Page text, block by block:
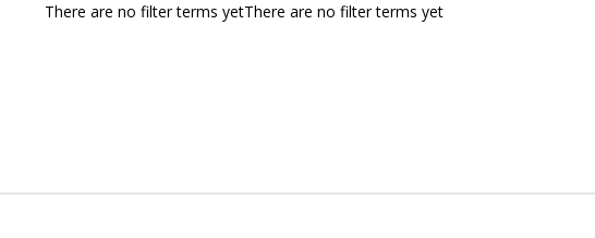
There are no filter terms yet
There are no filter terms yet